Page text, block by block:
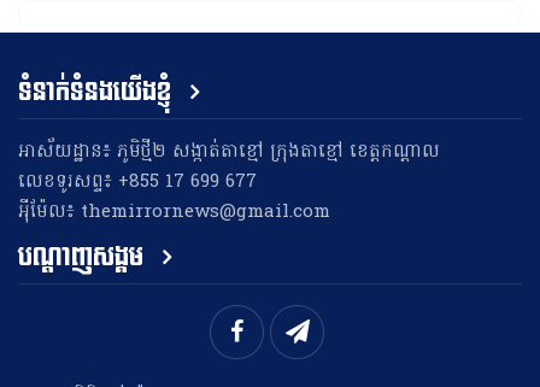
ទំនាក់ទំនងយើងខ្ញុំ
អាស័យដ្ឋាន៖ ភូមិថ្មី២ សង្កាត់តាខ្មៅ ក្រុងតាខ្មៅ ខេត្តកណ្តាល
លេខទូរសព្ទ៖ +855 17 699 677
អុីម៉ែល៖ themirrornews@gmail.com
បណ្តាញសង្គម